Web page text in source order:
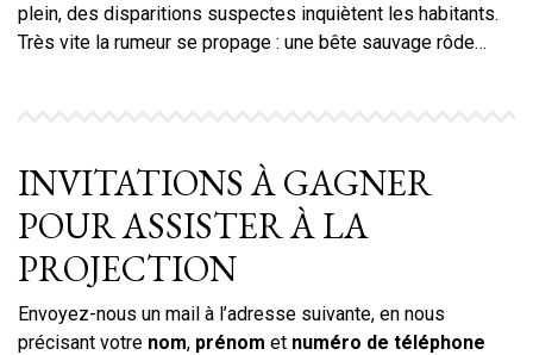
plein, des disparitions suspectes inquiètent les habitants.
Très vite la rumeur se propage : une bête sauvage rôde…
INVITATIONS À GAGNER
POUR ASSISTER À LA
PROJECTION
Envoyez-nous un mail à l’adresse suivante, en nous
précisant votre nom, prénom et numéro de téléphone